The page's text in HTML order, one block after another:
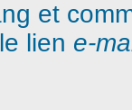
et
lien e-